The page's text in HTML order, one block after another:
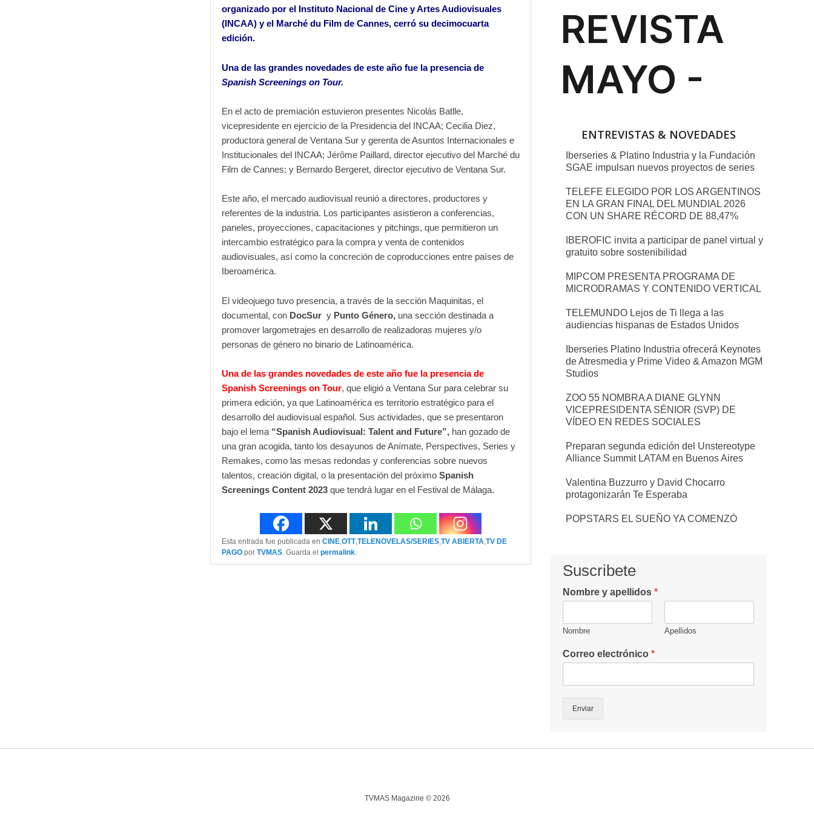
organizado por el Instituto Nacional de Cine y Artes Audiovisuales
(INCAA) y el Marché du Film de Cannes, cerró su decimocuarta
edición.
Una de las grandes novedades de este año fue la presencia de
Spanish Screenings on Tour.
En el acto de premiación estuvieron presentes Nicolás Batlle,
vicepresidente en ejercicio de la Presidencia del INCAA; Cecilia Diez,
productora general de Ventana Sur y gerenta de Asuntos Internacionales e
Institucionales del INCAA; Jérôme Paillard, director ejecutivo del Marché du
Film de Cannes; y Bernardo Bergeret, director ejecutivo de Ventana Sur.
Este año, el mercado audiovisual reunió a directores, productores y
referentes de la industria. Los participantes asistieron a conferencias,
paneles, proyecciones, capacitaciones y pitchings, que permitieron un
intercambio estratégico para la compra y venta de contenidos
audiovisuales, así como la concreción de coproducciones entre países de
Iberoamérica.
El videojuego tuvo presencia, a través de la sección Maquinitas, el
documental, con DocSur y Punto Género, una sección destinada a
promover largometrajes en desarrollo de realizadoras mujeres y/o
personas de género no binario de Latinoamérica.
Una de las grandes novedades de este año fue la presencia de
Spanish Screenings on Tour, que eligió a Ventana Sur para celebrar su
primera edición, ya que Latinoamérica es territorio estratégico para el
desarrollo del audiovisual español. Sus actividades, que se presentaron
bajo el lema “Spanish Audiovisual: Talent and Future”, han gozado de
una gran acogida, tanto los desayunos de Anímate, Perspectives, Series y
Remakes, como las mesas redondas y conferencias sobre nuevos
talentos, creación digital, o la presentación del próximo Spanish
Screenings Content 2023 que tendrá lugar en el Festival de Málaga.
Esta entrada fue publicada en CINE,OTT,TELENOVELAS/SERIES,TV ABIERTA,TV DE
PAGO por TVMAS. Guarda el permalink.
ENTREVISTAS & NOVEDADES
Iberseries & Platino Industria y la Fundación
SGAE impulsan nuevos proyectos de series
TELEFE ELEGIDO POR LOS ARGENTINOS
EN LA GRAN FINAL DEL MUNDIAL 2026
CON UN SHARE RÉCORD DE 88,47%
IBEROFIC invita a participar de panel virtual y
gratuito sobre sostenibilidad
MIPCOM PRESENTA PROGRAMA DE
MICRODRAMAS Y CONTENIDO VERTICAL
TELEMUNDO Lejos de Ti llega a las
audiencias hispanas de Estados Unidos
Iberseries Platino Industria ofrecerá Keynotes
de Atresmedia y Prime Video & Amazon MGM
Studios
ZOO 55 NOMBRA A DIANE GLYNN
VICEPRESIDENTA SÉNIOR (SVP) DE
VÍDEO EN REDES SOCIALES
Preparan segunda edición del Unstereotype
Alliance Summit LATAM en Buenos Aires
Valentina Buzzurro y David Chocarro
protagonizarán Te Esperaba
POPSTARS EL SUEÑO YA COMENZÓ
Suscribete
Nombre y apellidos *
Nombre Apellidos
Correo electrónico *
Enviar
TVMAS Magazine © 2026